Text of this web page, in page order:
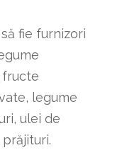
fie furnizori
fructe
legume
ulei de